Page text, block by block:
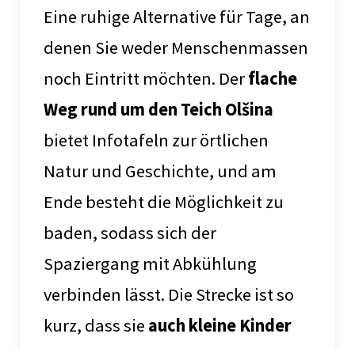
Eine ruhige Alternative für Tage, an
denen Sie weder Menschenmassen
noch Eintritt möchten. Derflache
Weg rund um den Teich Olšina
bietet Infotafeln zur örtlichen
Natur und Geschichte, und am
Ende besteht die Möglichkeit zu
baden, sodass sich der
Spaziergang mit Abkühlung
verbinden lässt. Die Strecke ist so
kurz, dass sie auch kleine Kinder